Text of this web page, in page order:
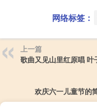
网络标签：
上一篇
歌曲又见山里红原唱
欢庆六一儿童节的